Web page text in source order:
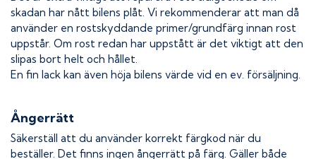
skadan har nått bilens plåt. Vi rekommenderar att man då
använder en rostskyddande primer/grundfärg innan rost
uppstår. Om rost redan har uppstått är det viktigt att den
slipas bort helt och hållet.
En fin lack kan även höja bilens värde vid en ev. försäljning.
Ångerrätt
Säkerställ att du använder korrekt färgkod när du
beställer. Det finns ingen ångerrätt på färg. Gäller både